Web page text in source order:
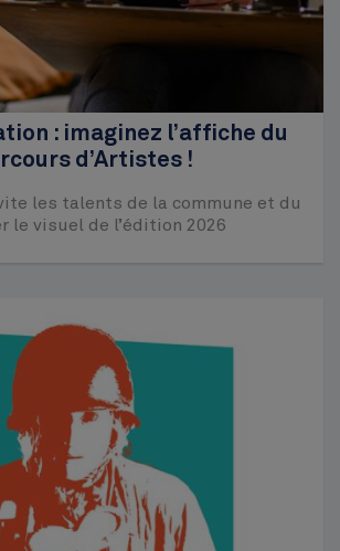
: imaginez l’affiche du
d’Artistes !
les talents de la commune et du
le visuel de l’édition 2026